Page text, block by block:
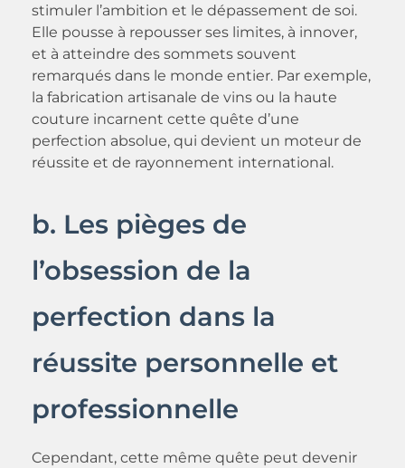
stimuler l’ambition et le dépassement de soi.
Elle pousse à repousser ses limites, à innover,
et à atteindre des sommets souvent
remarqués dans le monde entier. Par exemple,
la fabrication artisanale de vins ou la haute
couture incarnent cette quête d’une
perfection absolue, qui devient un moteur de
réussite et de rayonnement international.
b. Les pièges de
l’obsession de la
perfection dans la
réussite personnelle et
professionnelle
Cependant, cette même quête peut devenir